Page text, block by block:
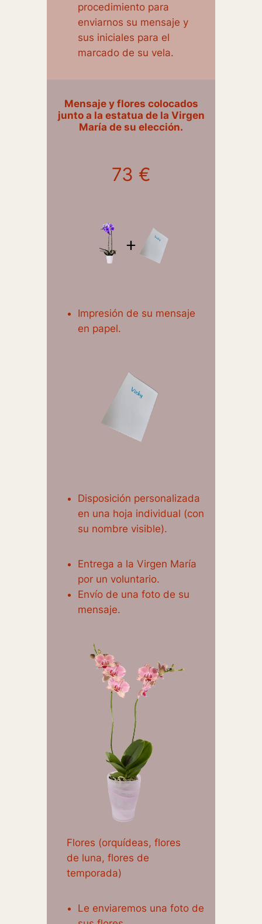
procedimiento para
enviarnos su mensaje y
sus iniciales para el
marcado de su vela.
Mensaje y flores colocados
junto a la estatua de la Virgen
María de su elección.
73 €
Impresión de su mensaje
en papel.
Disposición personalizada
en una hoja individual (con
su nombre visible).
Entrega a la Virgen María
por un voluntario.
Envío de una foto de su
mensaje.
Flores (orquídeas, flores
de luna, flores de
temporada)
Le enviaremos una foto de